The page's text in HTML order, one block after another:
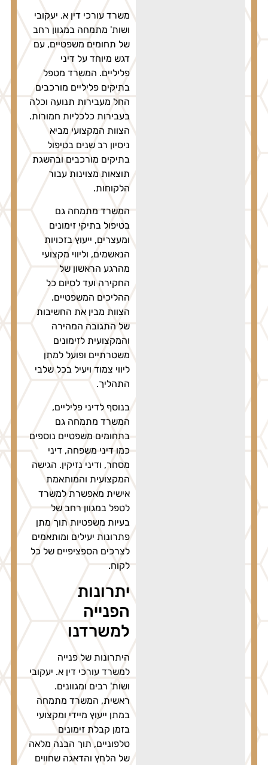
משרד עורכי דין א. יעקובי
ושות' מתמחה במגוון רחב
של תחומים משפטיים, עם
דגש מיוחד על דיני
פליליים. המשרד מטפל
בתיקים פליליים מורכבים
החל מעבירות תנועה וכלה
בעבירות כלכליות חמורות.
הצוות המקצועי מביא
ניסיון רב שנים בטיפול
בתיקים מורכבים ובהשגת
תוצאות מצוינות עבור
הלקוחות.
המשרד מתמחה גם
בטיפול בתיקי זימונים
ומעצרים, ייעוץ בזכויות
הנאשמים, וליווי מקצועי
מהרגע הראשון של
החקירה ועד לסיום כל
ההליכים המשפטיים.
הצוות מבין את החשיבות
של התגובה המהירה
והמקצועית לזימונים
משטרתיים ופועל למתן
ליווי צמוד ויעיל בכל שלבי
התהליך.
בנוסף לדיני פליליים,
המשרד מתמחה גם
בתחומים משפטיים נוספים
כמו דיני משפחה, דיני
מסחר, ודיני נזיקין. הגישה
המקצועית והמותאמת
אישית מאפשרת למשרד
לטפל במגוון רחב של
בעיות משפטיות תוך מתן
פתרונות יעילים ומותאמים
לצרכים הספציפיים של כל
לקוח.
יתרונות
הפנייה
למשרדנו
היתרונות של פנייה
למשרד עורכי דין א. יעקובי
ושות' רבים ומגוונים.
ראשית, המשרד מתמחה
במתן ייעוץ מיידי ומקצועי
בזמן קבלת זימונים
טלפוניים, תוך הבנה מלאה
של הלחץ והדאגה שחווים